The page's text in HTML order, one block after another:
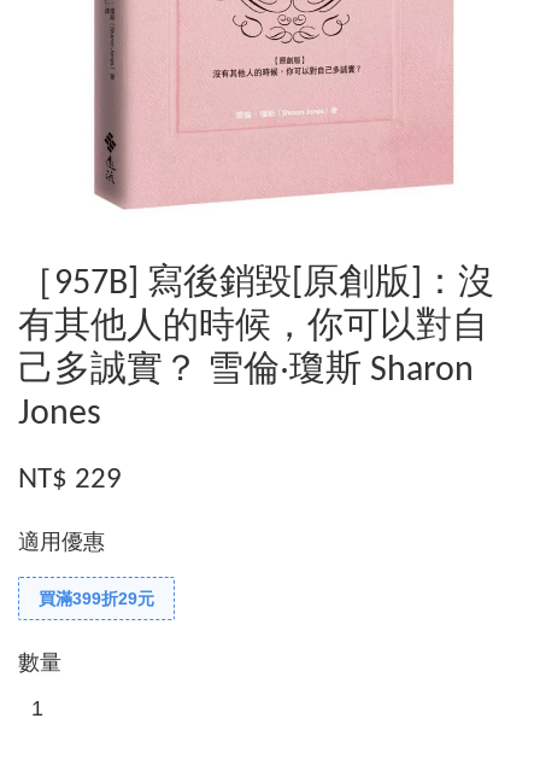
［957B] 寫後銷毀[原創版]：沒
有其他人的時候，你可以對自
己多誠實？ 雪倫‧瓊斯 Sharon
Jones
NT$ 229
適用優惠
買滿399折29元
數量